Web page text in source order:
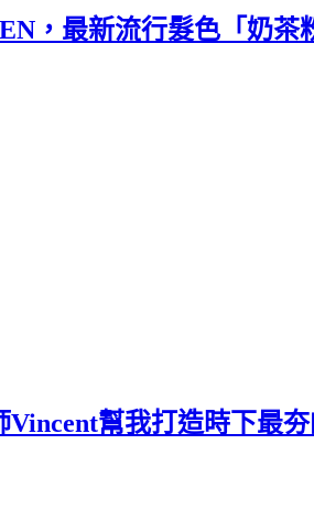
，最新流行髮色「奶茶
幫我打造時下最